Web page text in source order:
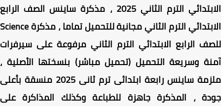
الترم الثاني 2025
، مذكرة ساينس الصف الرابع
الابتدائي الترم الثاني مجانية للتحميل تماما ، مذكرة Science
الرابع الابتدائي الترم الثاني مرفوعة على سيرفرات
وسريعة التحميل (تحميل مباشر) بنسختها الأصلية ،
ملزمة ساينس رابعة ابتدائى ترم ثانى 2025 منسقة بأعلى
، المذكرة جاهزة للطباعة وكذلك المذاكرة على